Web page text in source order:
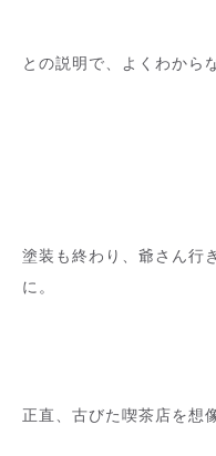
との説明で、よくわから
塗装も終わり、爺さん行
に。
正直、古びた喫茶店を想